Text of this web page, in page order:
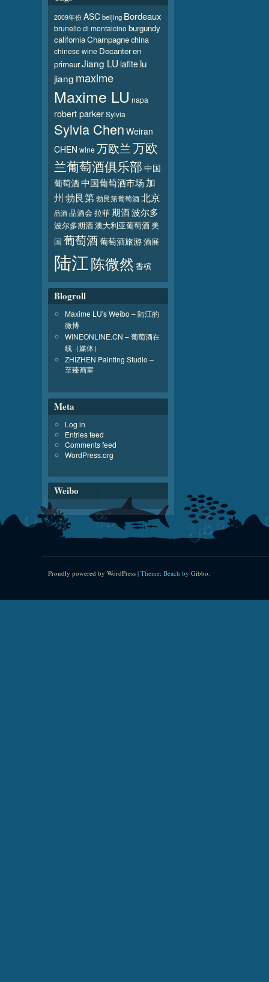
2009年份 ASCbeijing Bordeaux
brunello di montalcinoburgundy
californiaChampagnechina
chinese wine Decanteren
primeurJiang LU lafite lu
jiang maxime
Maxime LU napa
robert parkerSylvia
Sylvia Chen Weiran
CHEN wine万欧兰万欧
兰葡萄酒俱乐部中国
葡萄酒中国葡萄酒市场 加
州 勃艮第勃艮第葡萄酒北京
品酒品酒会 拉菲期酒波尔多
波尔多期酒澳大利亚葡萄酒美
国 葡萄酒葡萄酒旅游酒展
陆江陈微然 香槟
Blogroll
Maxime LU's Weibo – 陆江的
微博
WINEONLINE.CN – 葡萄酒在
线（媒体）
ZHIZHEN Painting Studio –
至臻画室
Meta
Log in
Entries feed
Comments feed
WordPress.org
Weibo
Proudly powered by WordPress | Theme: Beach by Gibbo.